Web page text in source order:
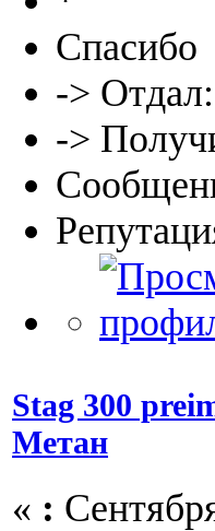
Спасибо
->
->
Stag 300
Метан
« :